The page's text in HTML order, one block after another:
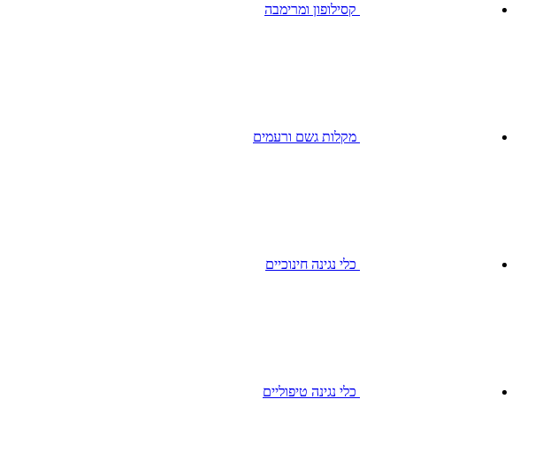
קסילופון ומרימבה
מקלות גשם ורעמים
כלי נגינה חינוכיים
כלי נגינה טיפוליים